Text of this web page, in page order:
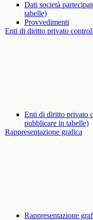
Dati società
tabelle)
Provvedimenti
Enti di diritto privato
Enti di diritto privato
pubblicare in tabelle)
Rappresentazione grafica
Rappresentazione